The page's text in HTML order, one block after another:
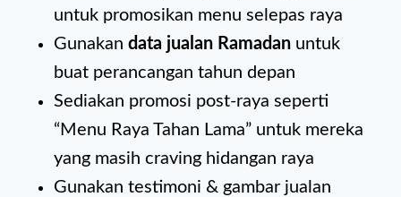
untuk promosikan menu selepas raya
Gunakan data jualan Ramadan untuk
buat perancangan tahun depan
Sediakan promosi post-raya seperti
“Menu Raya Tahan Lama” untuk mereka
yang masih craving hidangan raya
Gunakan testimoni & gambar jualan